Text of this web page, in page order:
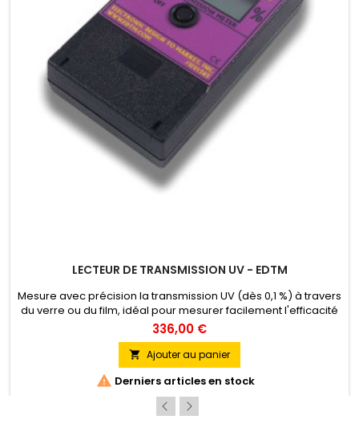
LECTEUR DE TRANSMISSION UV - EDTM
Mesure avec précision la transmission UV (dès 0,1 %) à travers
du verre ou du film, idéal pour mesurer facilement l'efficacité
anti-UV des films.
336,00 €
 Ajouter au panier
 Derniers articles en stock